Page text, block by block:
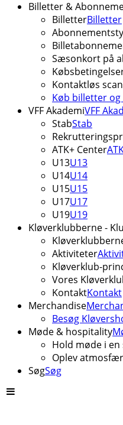
Billetter &
BilletterBilletter
Sæsonkort på
Kontaktløs
Køb billetter
VFF AkademiVFF
StabStab
ATK+ Center
U13U13
U14U14
U15U15
U17U17
U19U19
Kløverklubberne -
Aktiviteter
Kløverklub-
Vores
KontaktKontakt
Merchandise
Besøg
Møde & hospitality
Hold møde i en
Oplev
SøgSøg